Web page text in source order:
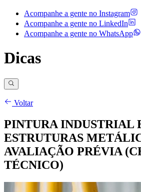
Acompanhe a gente no Instagram
Acompanhe a gente no LinkedIn
Acompanhe a gente no WhatsApp
Dicas
Voltar
PINTURA INDUSTRIAL
ESTRUTURAS
AVALIAÇÃO PRÉVIA
TÉCNICO)